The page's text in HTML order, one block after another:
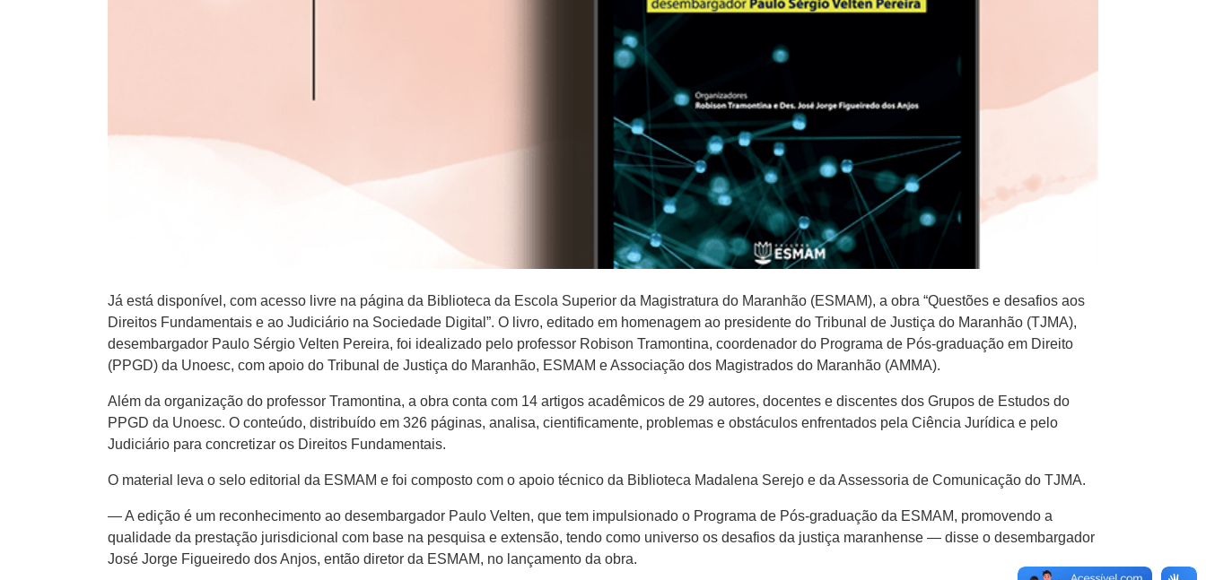
Já está disponível, com acesso livre na página da Biblioteca da Escola Superior da Magistratura do Maranhão (ESMAM), a obra “Questões e desafios aos
Direitos Fundamentais e ao Judiciário na Sociedade Digital”. O livro, editado em homenagem ao presidente do Tribunal de Justiça do Maranhão (TJMA),
desembargador Paulo Sérgio Velten Pereira, foi idealizado pelo professor Robison Tramontina, coordenador do Programa de Pós-graduação em Direito
(PPGD) da Unoesc, com apoio do Tribunal de Justiça do Maranhão, ESMAM e Associação dos Magistrados do Maranhão (AMMA).
Além da organização do professor Tramontina, a obra conta com 14 artigos acadêmicos de 29 autores, docentes e discentes dos Grupos de Estudos do
PPGD da Unoesc. O conteúdo, distribuído em 326 páginas, analisa, cientificamente, problemas e obstáculos enfrentados pela Ciência Jurídica e pelo
Judiciário para concretizar os Direitos Fundamentais.
O material leva o selo editorial da ESMAM e foi composto com o apoio técnico da Biblioteca Madalena Serejo e da Assessoria de Comunicação do TJMA.
— A edição é um reconhecimento ao desembargador Paulo Velten, que tem impulsionado o Programa de Pós-graduação da ESMAM, promovendo a
qualidade da prestação jurisdicional com base na pesquisa e extensão, tendo como universo os desafios da justiça maranhense — disse o desembargador
José Jorge Figueiredo dos Anjos, então diretor da ESMAM, no lançamento da obra.